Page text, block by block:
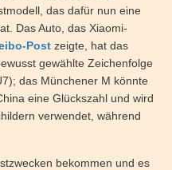
das dafür nun eine
Das Auto, das Xiaomi-
Post zeigte, hat das
gewählte Zeichenfolge
das Münchener M könnte
eine Glückszahl und wird
verwendet, während
bekommen und es